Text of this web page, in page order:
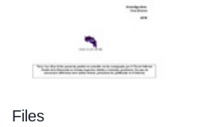
Files